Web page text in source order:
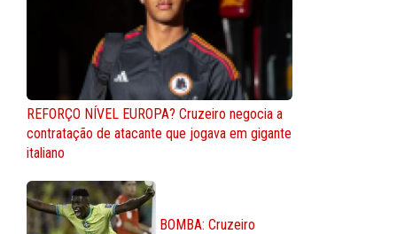
REFORÇO NÍVEL EUROPA? Cruzeiro negocia a
contratação de atacante que jogava em gigante
italiano
BOMBA: Cruzeiro